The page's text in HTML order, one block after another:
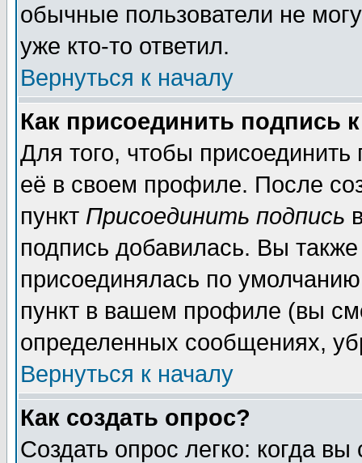
обычные пользователи не
уже кто-то ответил.
Вернуться к началу
Как присоединить подпись
Для того, чтобы
её в своем профиле. После
пункт Присоединить подпись
подпись добавилась. Вы
присоединялась по
пункт в вашем профиле (вы
определенных сообщениях,
Вернуться к началу
Как создать опрос?
Создать опрос легко: когда